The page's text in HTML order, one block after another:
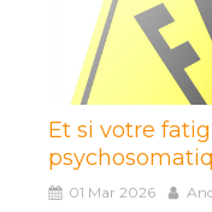
Et si votre
01 Mar 2026